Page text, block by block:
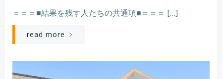
＝＝＝■結果を残す人たちの共通項■＝＝＝ […]
read more